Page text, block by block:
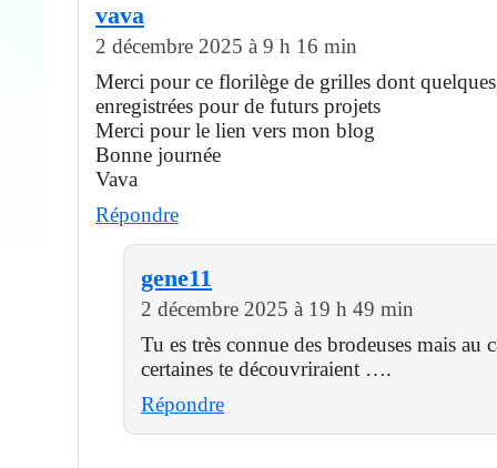
vava
2 décembre 2025 à 9 h 16 min
Merci pour ce florilège de grilles dont
enregistrées pour de futurs projets
Merci pour le lien vers mon blog
Bonne journée
Vava
Répondre
gene11
2 décembre 2025 à 19 h 49 min
Tu es très connue des brodeuses mais au
certaines te découvriraient ….
Répondre